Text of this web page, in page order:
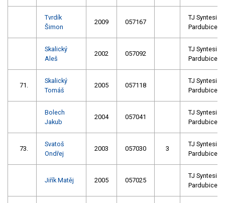
Tvrdík
Šimon
2009 057167
TJ Syntesia
Pardubice
Skalický
Aleš
2002 057092
TJ Syntesia
Pardubice
71.
Skalický
Tomáš
2005 057118
TJ Syntesia
Pardubice
Bolech
Jakub
2004 057041
TJ Syntesia
Pardubice
73.
Svatoš
Ondřej
2003 057030 3
TJ Syntesia
Pardubice
Jiřík Matěj 2005 057025
TJ Syntesia
Pardubice